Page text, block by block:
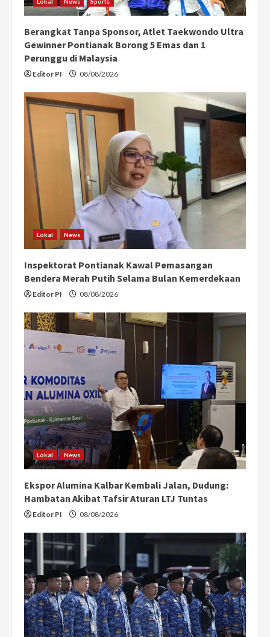
Berangkat Tanpa Sponsor, Atlet Taekwondo Ultra
Gewinner Pontianak Borong 5 Emas dan 1
Perunggu di Malaysia
Editor PI 08/08/2026
Lokal News
Inspektorat Pontianak Kawal Pemasangan
Bendera Merah Putih Selama Bulan Kemerdekaan
Editor PI 08/08/2026
Lokal News
Ekspor Alumina Kalbar Kembali Jalan, Dudung:
Hambatan Akibat Tafsir Aturan LTJ Tuntas
Editor PI 08/08/2026